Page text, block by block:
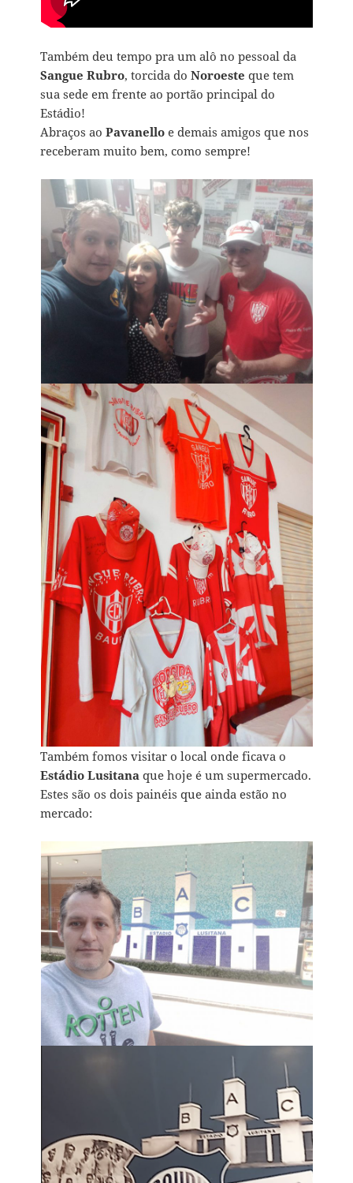
Também deu tempo pra um alô no pessoal da
Sangue Rubro, torcida doNoroeste que tem
sua sede em frente ao portão principal do
Estádio!
Abraços aoPavanello e demais amigos que nos
receberam muito bem, como sempre!
Também fomos visitar o local onde ficava o
Estádio Lusitanaque hoje é um supermercado.
Estes são os dois painéis que ainda estão no
mercado: